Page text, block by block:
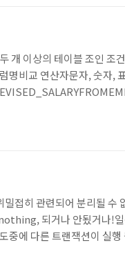
두 개 이상의 테이블 조
교 연산자문자, 숫자, 표
접히 관련되어 분리될
되거나 안됬거나!일
중에 다른 트랜잭션이 실